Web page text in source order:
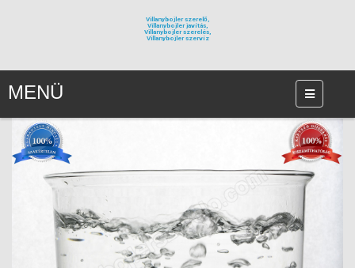
Villanybojler szerelő,
Villanybojler javítás,
Villanybojler szerelés,
Villanybojler szervíz
MENÜ